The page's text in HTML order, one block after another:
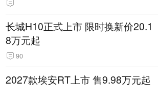
长城H10正式上市 限时换新价20.1
8万元起
90
2027款埃安RT上市 售9.98万元起